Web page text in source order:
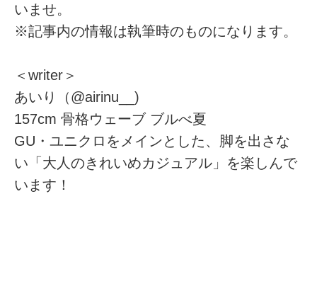
いませ。
※記事内の情報は執筆時のものになります。
＜writer＞
あいり（@airinu__)
157cm 骨格ウェーブ ブルべ夏
GU・ユニクロをメインとした、脚を出さな
い「大人のきれいめカジュアル」を楽しんで
います！